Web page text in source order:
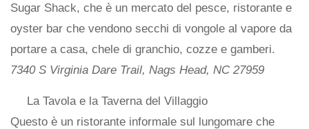
Sugar Shack, che è un mercato del pesce, ristorante e
oyster bar che vendono secchi di vongole al vapore da
portare a casa, chele di granchio, cozze e gamberi.
7340 S Virginia Dare Trail, Nags Head, NC 27959
La Tavola e la Taverna del Villaggio
Questo è un ristorante informale sul lungomare che